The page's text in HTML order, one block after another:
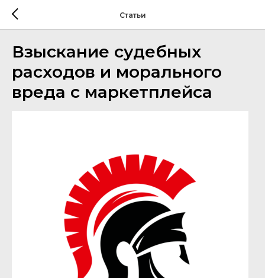
Статьи
Взыскание судебных
расходов и морального
вреда с маркетплейса